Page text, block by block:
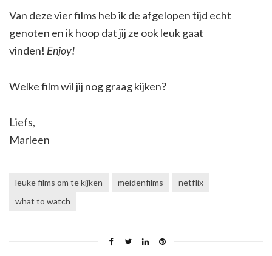
Van deze vier films heb ik de afgelopen tijd echt
genoten en ik hoop dat jij ze ook leuk gaat
vinden! Enjoy!
Welke film wil jij nog graag kijken?
Liefs,
Marleen
leuke films om te kijken meidenfilms
netflix
what to watch